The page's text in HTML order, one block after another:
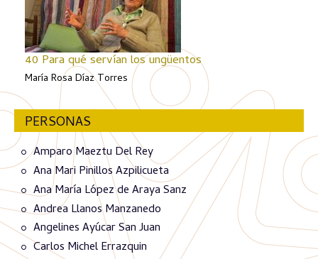
40 Para qué servían los ungüentos
María Rosa Díaz Torres
PERSONAS
Amparo Maeztu Del Rey
Ana Mari Pinillos Azpilicueta
Ana María López de Araya Sanz
Andrea Llanos Manzanedo
Angelines Ayúcar San Juan
Carlos Michel Errazquin